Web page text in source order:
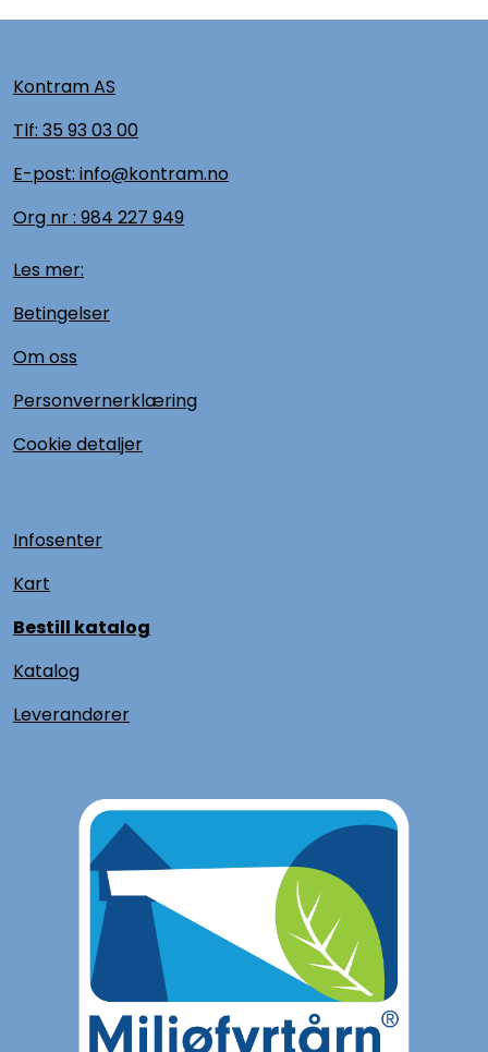
Kontram AS
Tlf: 35 93 03 00
E-post: info@kontram.no
Org nr : 984 227 949
Les mer:
Betingelser
Om oss
Personvernerklæring
Cookie detaljer
Infosenter
Kart
Bestill katalog
Katalog
Leverandører